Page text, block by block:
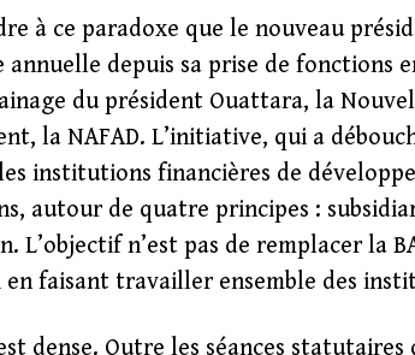
à ce paradoxe que le nouveau
depuis sa prise de fonctions
du président Ouattara, la
la NAFAD. L’initiative, qui a
institutions financières de
autour de quatre principes :
n’est pas de remplacer la
faisant travailler ensemble des
dense. Outre les séances statutaires